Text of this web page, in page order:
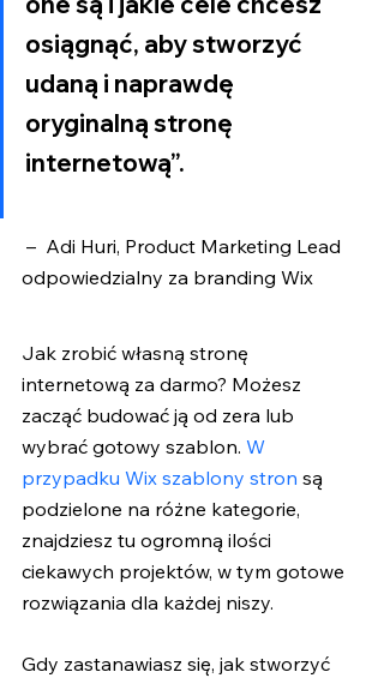
osiągnąć, aby stworzyć
udaną i naprawdę
oryginalną stronę
internetową”.
odpowiedzialny za branding Wix
Jak zrobić własną stronę
internetową za darmo? Możesz
zacząć budować ją od zera lub
wybrać gotowy szablon. W
przypadku Wix szablony stron są
podzielone na różne kategorie,
znajdziesz tu ogromną ilości
ciekawych projektów, w tym gotowe
rozwiązania dla każdej niszy.
Gdy zastanawiasz się, jak stworzyć